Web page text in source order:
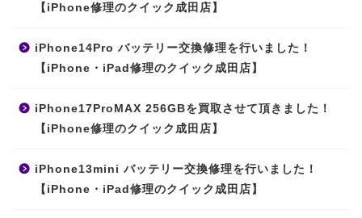
【iPhone修理のクイック成田店】
iPhone14Pro バッテリー交換修理を行いました！
【iPhone・iPad修理のクイック成田店】
iPhone17ProMAX 256GBを買取させて頂きました！
【iPhone修理のクイック成田店】
iPhone13mini バッテリー交換修理を行いました！
【iPhone・iPad修理のクイック成田店】